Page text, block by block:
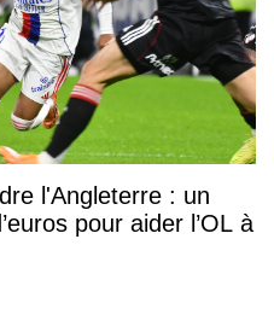
l'Angleterre : un
pour aider l’OL à